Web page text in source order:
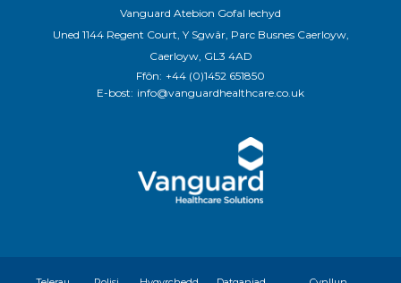
Vanguard Atebion Gofal Iechyd
Uned 1144 Regent Court, Y Sgwâr, Parc Busnes Caerloyw,
Caerloyw, GL3 4AD
Ffôn: +44 (0)1452 651850
E-bost: info@vanguardhealthcare.co.uk